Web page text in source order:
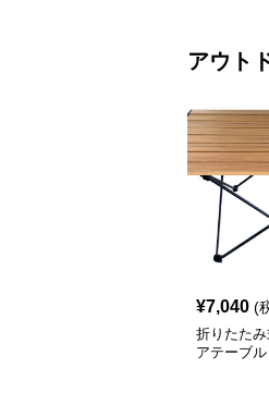
アウト
¥7,040 (
折りたた
アテーブ